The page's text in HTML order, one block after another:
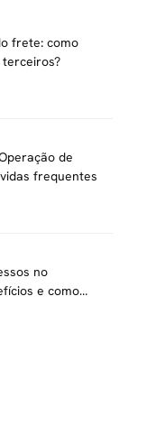
frete: como
de
frequentes
no
e como